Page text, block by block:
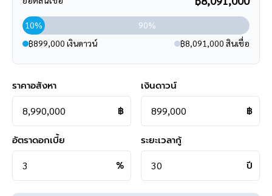
ราคาอสังหา
฿
เงินดาวน์
฿
อัตราดอกเบี้ย
%
ระยะเวลากู้
ปี
10%
90%
฿899,000 เงินดาวน์
฿8,091,000 สินเชื่อ